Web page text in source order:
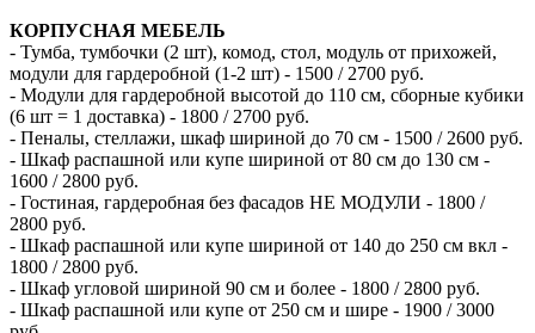
КОРПУСНАЯ МЕБЕЛЬ
- Тумба, тумбочки (2 шт), комод, стол, модуль от прихожей,
модули для гардеробной (1-2 шт) - 1500 / 2700 руб.
- Модули для гардеробной высотой до 110 см, сборные кубики
(6 шт = 1 доставка) - 1800 / 2700 руб.
- Пеналы, стеллажи, шкаф шириной до 70 см - 1500 / 2600 руб.
- Шкаф распашной или купе шириной от 80 см до 130 см -
1600 / 2800 руб.
- Гостиная, гардеробная без фасадов НЕ МОДУЛИ - 1800 /
2800 руб.
- Шкаф распашной или купе шириной от 140 до 250 см вкл -
1800 / 2800 руб.
- Шкаф угловой шириной 90 см и более - 1800 / 2800 руб.
- Шкаф распашной или купе от 250 см и шире - 1900 / 3000